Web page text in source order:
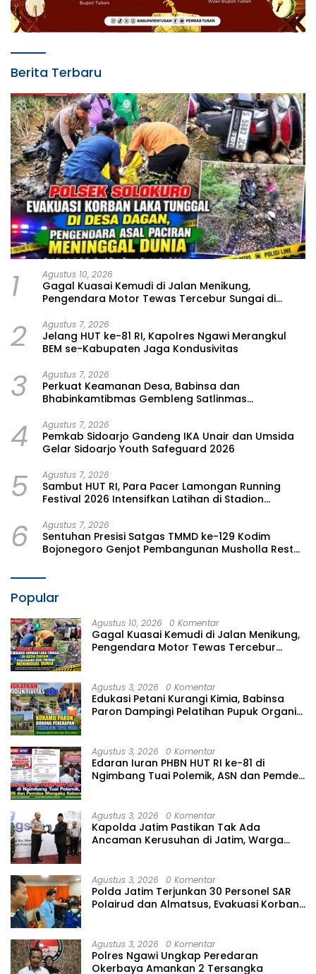
Berita Terbaru
1 Agustus 10, 2026
Gagal Kuasai Kemudi di Jalan Menikung,
Pengendara Motor Tewas Tercebur Sungai di
2 Agustus 7, 2026
Jelang HUT ke-81 RI, Kapolres Ngawi Merangkul
BEM se-Kabupaten Jaga Kondusivitas
3 Agustus 7, 2026
Perkuat Keamanan Desa, Babinsa dan
Bhabinkamtibmas Gembleng Satlinmas
4 Agustus 7, 2026
Pemkab Sidoarjo Gandeng IKA Unair dan Umsida
Gelar Sidoarjo Youth Safeguard 2026
5 Agustus 7, 2026
Sambut HUT RI, Para Pacer Lamongan Running
Festival 2026 Intensifkan Latihan di Stadion
6 Agustus 7, 2026
Sentuhan Presisi Satgas TMMD ke-129 Kodim
Bojonegoro Genjot Pembangunan Musholla Rest
Popular
Agustus 10, 2026 0 Komentar
Gagal Kuasai Kemudi di Jalan Menikung,
Pengendara Motor Tewas Tercebur
Agustus 3, 2026 0 Komentar
Edukasi Petani Kurangi Kimia, Babinsa
Paron Dampingi Pelatihan Pupuk Organik
Agustus 3, 2026 0 Komentar
Edaran Iuran PHBN HUT RI ke-81 di
Ngimbang Tuai Polemik, ASN dan Pemdes
Agustus 3, 2026 0 Komentar
Kapolda Jatim Pastikan Tak Ada
Ancaman Kerusuhan di Jatim, Warga
Agustus 3, 2026 0 Komentar
Polda Jatim Terjunkan 30 Personel SAR
Polairud dan Almatsus, Evakuasi Korban
Agustus 3, 2026 0 Komentar
Polres Ngawi Ungkap Peredaran
Okerbaya Amankan 2 Tersangka